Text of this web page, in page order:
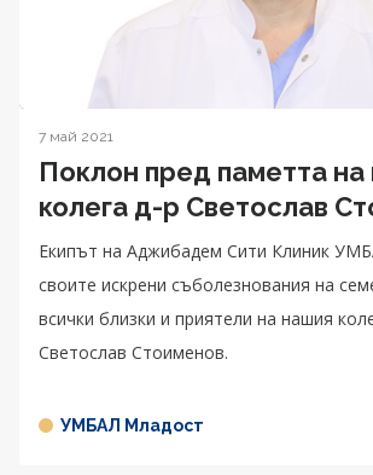
7 май 2021
Поклон пред паметта
колега д-р Светослав
Екипът на Аджибадем Сити Клиник
своите искрени съболезнования на
всички близки и приятели на нашия
Светослав Стоименов.
УМБАЛ Младост